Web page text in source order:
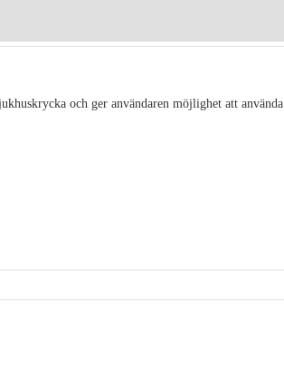
och ger användaren möjlighet att använda